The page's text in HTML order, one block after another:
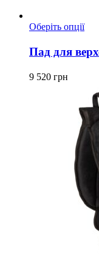
Оберіть опціїЦей
має
на
Пад для
9 520 грн